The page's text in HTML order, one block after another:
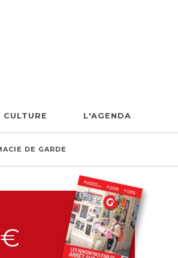
CULTURE L'AGENDA
DE GARDE